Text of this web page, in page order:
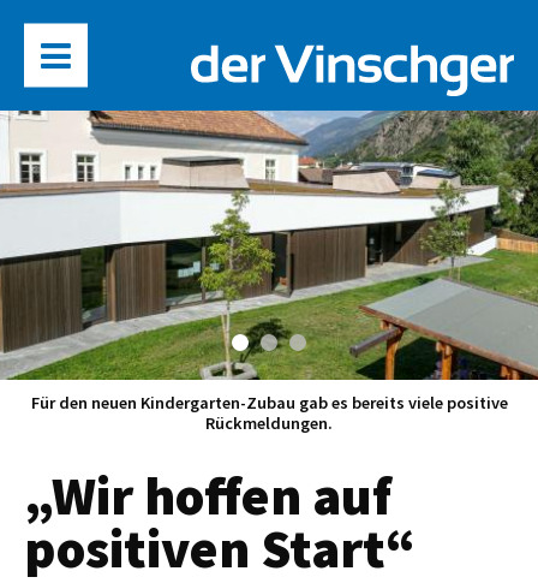
Für den neuen Kindergarten-Zubau gab es bereits viele positive
Rückmeldungen.
„Wir hoffen auf
positiven Start“